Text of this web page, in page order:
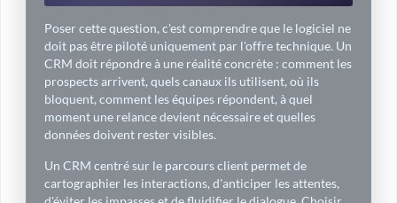
Poser cette question, c'est comprendre que le logiciel ne
doit pas être piloté uniquement par l'offre technique. Un
CRM doit répondre à une réalité concrète : comment les
prospects arrivent, quels canaux ils utilisent, où ils
bloquent, comment les équipes répondent, à quel
moment une relance devient nécessaire et quelles
données doivent rester visibles.
Un CRM centré sur le parcours client permet de
cartographier les interactions, d'anticiper les attentes,